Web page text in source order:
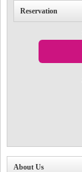
Reservation
About Us